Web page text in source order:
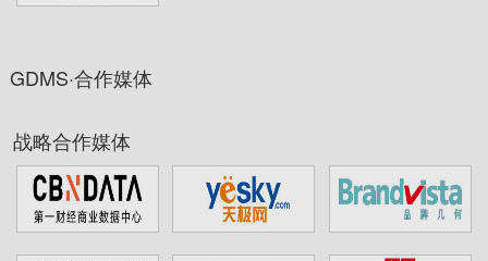
GDMS·合作媒体
战略合作媒体